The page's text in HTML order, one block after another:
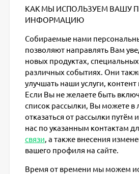
КАК МЫ ИСПОЛЬЗУЕМ ВАШУ
ИНФОРМАЦИЮ
Собираемые нами
позволяют направлять Вам
новых продуктах,
различных событиях. Они
улучшать наши услуги,
Если Вы не желаете быть
список рассылки, Вы можете в
отказаться от рассылки
нас по указанным контактам
связи, а также внесения
вашего профиля на сайте.
Время от времени мы можем